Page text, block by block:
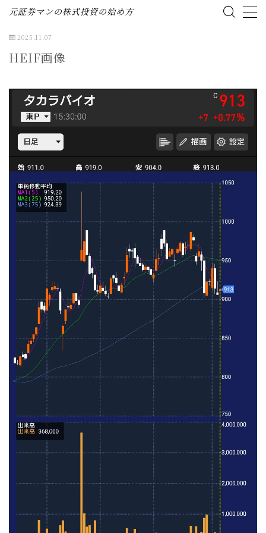
元証券マンの株式投資の始め方
MENU
株式投資の始め方
投資ブログ（資産公開）
企業分析（個別株）
2025.11.07
HEIF画像